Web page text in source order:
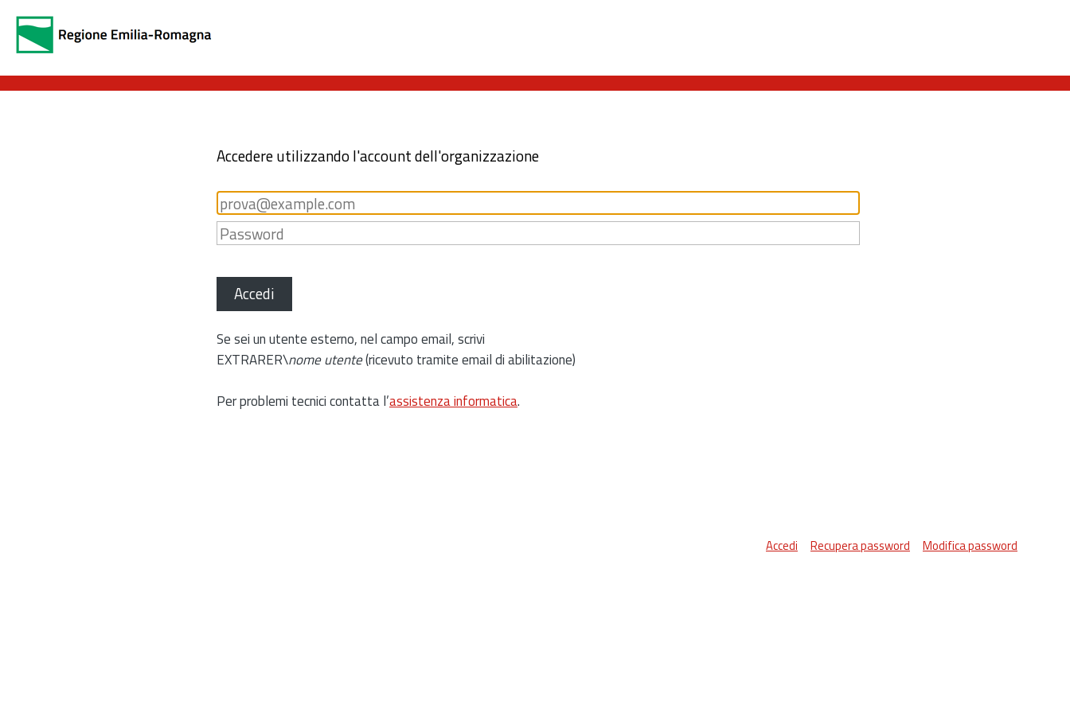
Accedere utilizzando l'account dell'organizzazione
Accedi
Se sei un utente esterno, nel campo email, scrivi
EXTRARER\nome utente(ricevuto tramite email di abilitazione)
Per problemi tecnici contatta l’assistenza informatica.
Accedi Recupera password Modifica password